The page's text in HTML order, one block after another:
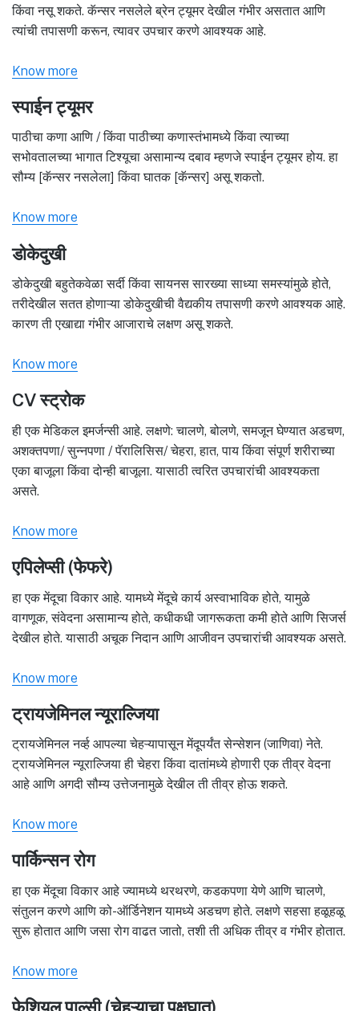
किंवा नसू शकते. कॅन्सर नसलेले ब्रेन ट्यूमर देखील गंभीर असतात आणि
त्यांची तपासणी करून, त्यावर उपचार करणे आवश्यक आहे.
Know more
स्पाईन ट्यूमर
पाठीचा कणा आणि / किंवा पाठीच्या कणास्तंभामध्ये किंवा त्याच्या
सभोवतालच्या भागात टिश्यूचा असामान्य दबाव म्हणजे स्पाईन ट्यूमर होय. हा
सौम्य [कॅन्सर नसलेला] किंवा घातक [कॅन्सर] असू शकतो.
Know more
डोकेदुखी
डोकेदुखी बहुतेकवेळा सर्दी किंवा सायनस सारख्या साध्या समस्यांमुळे होते,
तरीदेखील सतत होणाऱ्या डोकेदुखीची वैद्यकीय तपासणी करणे आवश्यक आहे.
कारण ती एखाद्या गंभीर आजाराचे लक्षण असू शकते.
Know more
CV स्ट्रोक
ही एक मेडिकल इमर्जन्सी आहे. लक्षणे: चालणे, बोलणे, समजून घेण्यात अडचण,
अशक्तपणा/ सुन्नपणा / पॅरालिसिस/ चेहरा, हात, पाय किंवा संपूर्ण शरीराच्या
एका बाजूला किंवा दोन्ही बाजूला. यासाठी त्वरित उपचारांची आवश्यकता
असते.
Know more
एपिलेप्सी (फेफरे)
हा एक मेंदूचा विकार आहे. यामध्ये मेंदूचे कार्य अस्वाभाविक होते, यामुळे
वागणूक, संवेदना असामान्य होते, कधीकधी जागरूकता कमी होते आणि सिजर्स
देखील होते. यासाठी अचूक निदान आणि आजीवन उपचारांची आवश्यक असते.
Know more
ट्रायजेमिनल न्यूराल्जिया
ट्रायजेमिनल नर्व्ह आपल्या चेहऱ्यापासून मेंदूपर्यंत सेन्सेशन (जाणिवा) नेते.
ट्रायजेमिनल न्यूराल्जिया ही चेहरा किंवा दातांमध्ये होणारी एक तीव्र वेदना
आहे आणि अगदी सौम्य उत्तेजनामुळे देखील ती तीव्र होऊ शकते.
Know more
पार्किन्सन रोग
हा एक मेंदूचा विकार आहे ज्यामध्ये थरथरणे, कडकपणा येणे आणि चालणे,
संतुलन करणे आणि को-ऑर्डिनेशन यामध्ये अडचण होते. लक्षणे सहसा हळूहळू
सुरू होतात आणि जसा रोग वाढत जातो, तशी ती अधिक तीव्र व गंभीर होतात.
Know more